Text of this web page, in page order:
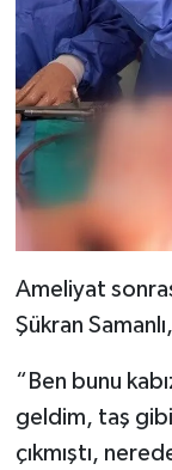
Ameliyat
Şükran
“Ben bunu
geldim, taş
çıkmıştı,